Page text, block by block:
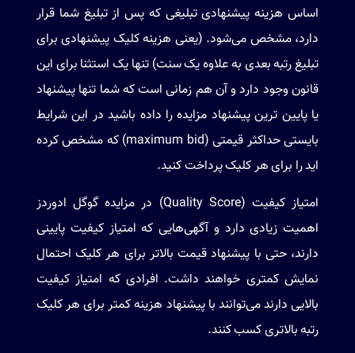
اساس هزینه پیشنهادی تبلیغی که پس از تبلیغ شما قرار
دارد، مشخص می‌شود. (یعنی هزینه کلیک پیشنهادی برای
تبلیغ رتبه بعدی به علاوه یک سنت) تنها یک استثنا برای این
قانون وجود دارد و آن هم زمانی است که شما تنها پیشنهاد
یا پایین ترین پیشنهاد مزایده را داده باشید در این شرایط
بایستی حداکثر قیمتی (maximum bid) که مشخص کرده
اید را برای هر کلیک پرداخت کنید.
امتیاز کیفیت (Quality Score) در مزایده گوگل ادوردز
اهمیت زیادی دارد و آگهی‌هایی که امتیاز کیفیت پایینی
دارند، حتی با پیشنهاد قیمت بالاتر برای هر کلیک احتمال
نمایش کمتری خواهند داشت. افرادی که امتیاز کیفیت
بالایی دارند می‌توانند با پیشنهاد هزینه کمتر برای هر کلیک
رتبه بالاتری کسب کنند.